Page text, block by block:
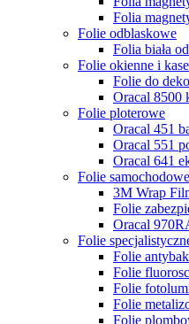
Folia
Folie odblaskowe
Folia biała
Folie okienne i
Folie do
Oracal 8500
Folie ploterowe
Oracal 451
Oracal 551
Oracal 641
Folie samochodowe
3M Wrap
Folie
Oracal
Folie
Folie
Folie
Folie
Folie
Folie